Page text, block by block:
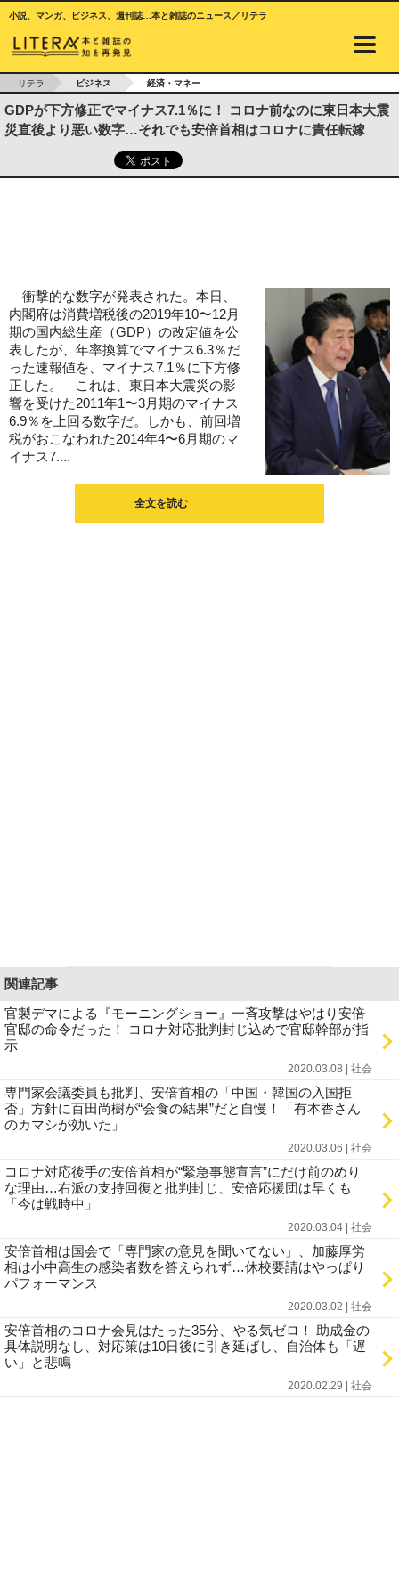
小説、マンガ、ビジネス、週刊誌…本と雑誌のニュース／リテラ
リテラ ビジネス 経済・マネー
GDPが下方修正でマイナス7.1％に！ コロナ前なのに東日本大震
災直後より悪い数字…それでも安倍首相はコロナに責任転嫁
衝撃的な数字が発表された。本日、
内閣府は消費増税後の2019年10〜12月
期の国内総生産（GDP）の改定値を公
表したが、年率換算でマイナス6.3％だ
った速報値を、マイナス7.1％に下方修
正した。 これは、東日本大震災の影
響を受けた2011年1〜3月期のマイナス
6.9％を上回る数字だ。しかも、前回増
税がおこなわれた2014年4〜6月期のマ
イナス7....
全文を読む
関連記事
官製デマによる『モーニングショー』一斉攻撃はやはり安倍
官邸の命令だった！ コロナ対応批判封じ込めで官邸幹部が指
示
2020.03.08 | 社会
専門家会議委員も批判、安倍首相の「中国・韓国の入国拒
否」方針に百田尚樹が“会食の結果”だと自慢！「有本香さん
のカマシが効いた」
2020.03.06 | 社会
コロナ対応後手の安倍首相が“緊急事態宣言”にだけ前のめり
な理由…右派の支持回復と批判封じ、安倍応援団は早くも
「今は戦時中」
2020.03.04 | 社会
安倍首相は国会で「専門家の意見を聞いてない」、加藤厚労
相は小中高生の感染者数を答えられず…休校要請はやっぱり
パフォーマンス
2020.03.02 | 社会
安倍首相のコロナ会見はたった35分、やる気ゼロ！ 助成金の
具体説明なし、対応策は10日後に引き延ばし、自治体も「遅
い」と悲鳴
2020.02.29 | 社会